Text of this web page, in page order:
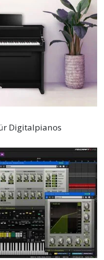
Digitalpianos